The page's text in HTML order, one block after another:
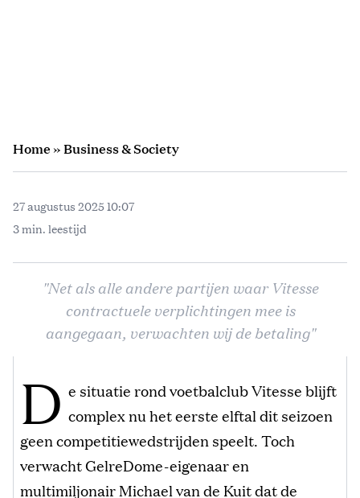
Home»Business & Society
27 augustus 2025 10:07
3 min. leestijd
"Net als alle andere partijen waar Vitesse
contractuele verplichtingen mee is
aangegaan, verwachten wij de betaling"
D e situatie rond voetbalclub Vitesse blijft
complex nu het eerste elftal dit seizoen
geen competitiewedstrijden speelt. Toch
verwacht GelreDome-eigenaar en
multimiljonair Michael van de Kuit dat de